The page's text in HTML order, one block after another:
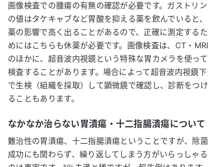
画像検査での腫瘍の有無の確認が必要です。ガストリン
の値はタケキャブなど胃酸を抑える薬を飲んでいると、
薬の影響で高く出ることがあるので、正確に測定するた
めにはこちらも休薬が必要です。画像検査は、CT・MRI
のほかに、超音波内視鏡という特殊な胃カメラを使って
検査することがあります。場合によって超音波内視鏡下
で生検（組織を採取）して顕微鏡で確認し、診断をつけ
ることもあります。
なかなか治らない胃潰瘍・十二指腸潰瘍について
難治性の胃潰瘍、十二指腸潰瘍ということですが、除菌
成功にも関わらず、繰り返してしまう方がいらっしゃる